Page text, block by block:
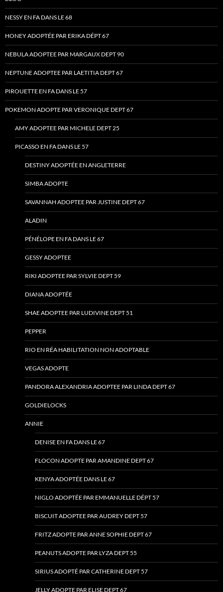
NESSY EN FA DANS LE 68
HONEY ADOPTÉE PAR ERIKA DÉPT 67
NEBULA ADOPTEE PAR MARGAUX DEPT 90
NEPTUNE ADOPTEE PAR LAETITIA DEPT 67
PIROUETTE EN FA DANS LE 57
POKEMON ADOPTE PAR VERONIQUE DEPT 67
AMY ADOPTEE PAR MICHELE DEPT 25
PICASSO EN FA DANS LE 57
DESTINY ADOPTÉE EN ANGLETERRE
SIMBA ADOPTE
SAVANNAH ADOPTEE PAR JUSTINE DEPT 67
ALADIN
PÉNÉLOPE EN FA DANS LE 67
GESSY ADOPTEE
RIKI ADOPTEE PAR SYLVIE DEPT 59
DIANA ADOPTÉE
SHAE ADOPTEE PAR LUDIVINE DEPT 51
PEPPER
RIO EN RÉA HABILITATION NON ADOPTABLE
VEGAS ADOPTE
PANDORA ALEXANDRIA ADOPTEE PAR LINDA DEPT 67
GOLDIELOCKS
ANNIE
DENISE EN FA DANS LE 67
FLOCON ADOPTE PAR AMANDINE DEPT 67
KENYA ADOPTÉE DANS LE 67
NIGLO ADOPTÉE PAR EMMANUELLE DÉPT 57
BISCUIT ADOPTEE PAR AUDREY DEPT 57
FRITZ ADOPTE PAR ANNE SOPHIE DEPT 67
PEANUTS ADOPTE PAR LYZA DEPT 55
SIRIUS ADOPTÉ PAR CATHERINE DEPT 57
JELLY ADOPTE PAR ELISE DEPT 67